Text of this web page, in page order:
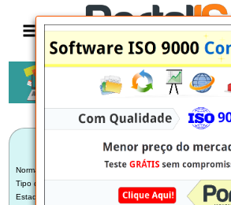
Anúncio
ONA
Norma:
Tipo de Auditoria:
Estado:
Mato Grosso do Sul (1)